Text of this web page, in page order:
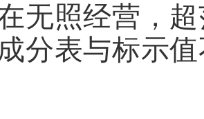
无照经营，
分表与标示